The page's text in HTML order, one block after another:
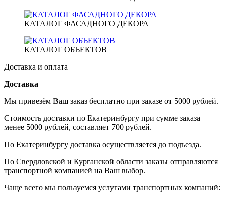
КАТАЛОГ ФАСАДНОГО ДЕКОРА
КАТАЛОГ ОБЪЕКТОВ
Доставка и оплата
Доставка
Мы привезём Ваш заказ бесплатно при заказе от 5000 рублей.
Стоимость доставки по Екатеринбургу при сумме заказа
менее 5000 рублей, составляет 700 рублей.
По Екатеринбургу доставка осуществляется до подъезда.
По Свердловской и Курганской области заказы отправляются
транспортной компанией на Ваш выбор.
Чаще всего мы пользуемся услугами транспортных компаний: